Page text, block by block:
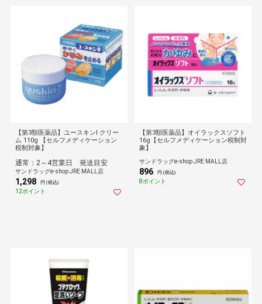
【第3類医薬品】ユースキンI クリー
ム 110g 【セルフメディケーション
税制対象】
通常：2～4営業日 発送目安
サンドラッグe-shop JRE MALL店
1,298 円 (税込)
12ポイント
【第3類医薬品】オイラックスソフト
16g【セルフメディケーション税制対
象】
サンドラッグe-shop JRE MALL店
896 円 (税込)
8ポイント